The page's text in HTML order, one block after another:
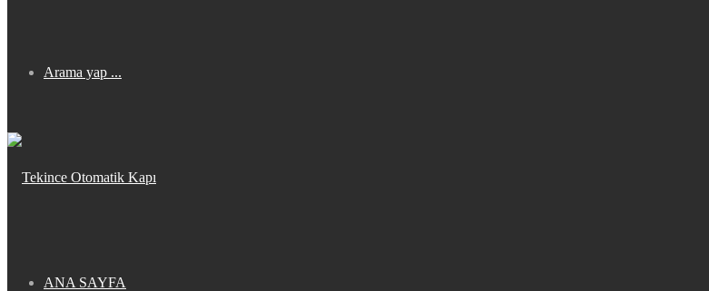
Arama yap ...
ANA SAYFA